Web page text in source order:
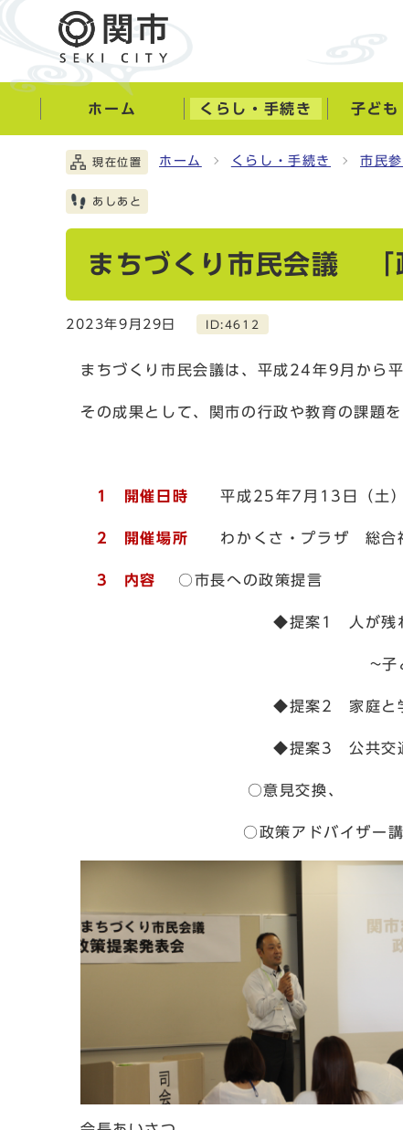
ホーム くらし・手続き 子ども
現在位置 ホーム くらし・手続き 市民
あしあと
まちづくり市民会議 「
2023年9月29日 ID:4612
まちづくり市民会議は、平成24年9月から
その成果として、関市の行政や教育の課題
1 開催日時 平成25年7月13日（土）
2 開催場所 わかくさ・プラザ 総合
3 内容 ○市長への政策提言
◆提案1 人が残
~子どもたちがどうし
◆提案2 家庭と学校をつなぐ
◆提案3 公共交通を守り
○意見交換、
○政策アドバイザー講評（北海